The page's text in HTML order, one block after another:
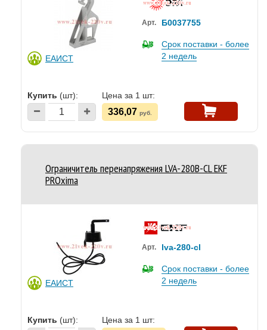
ЕАИСТ
Арт. Б0037755
Срок поставки - более
2 недель
Купить (шт): Цена за 1 шт:
336,07 руб.
Ограничитель перенапряжения LVA-280B-CL EKF
PROxima
ЕАИСТ
Арт. lva-280-cl
Срок поставки - более
2 недель
Купить (шт): Цена за 1 шт: